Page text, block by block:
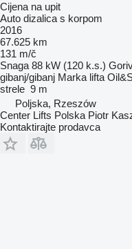
Cijena na upit
Auto dizalica s korpom
2016
67.625 km
131 m/č
Snaga 88 kW (120 k.s.)
gibanj/gibanj Marka lifta
strele 9 m
Poljska, Rzeszów
Center Lifts Polska Piotr
Kontaktirajte prodavca